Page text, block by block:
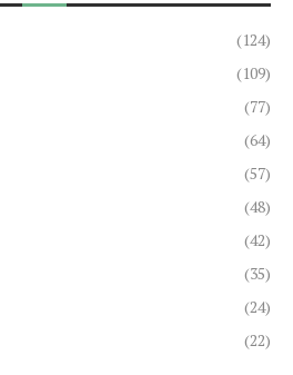
(124)
(109)
(77)
(64)
(57)
(48)
(42)
(35)
(24)
(22)